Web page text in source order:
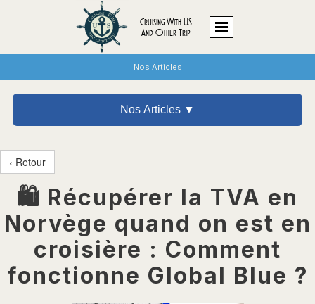
Cruising With US
And Other Trip
Nos Articles
Nos Articles ▼
‹ Retour
🛍️ Récupérer la TVA en
Norvège quand on est en
croisière : Comment
fonctionne Global Blue ?